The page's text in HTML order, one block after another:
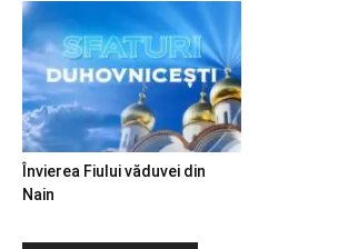
Învierea Fiului văduvei din
Nain